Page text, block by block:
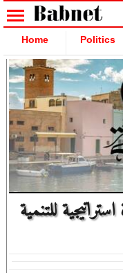
Home Politics
للتنمية